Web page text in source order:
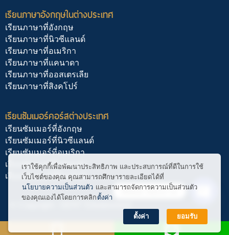
เรียนภาษาอังกฤษในต่างประเทศ
เรียนภาษาที่อังกฤษ
เรียนภาษาที่นิวซีแลนด์
เรียนภาษาที่อเมริกา
เรียนภาษาที่แคนาดา
เรียนภาษาที่ออสเตรเลีย
เรียนภาษาที่สิงคโปร์
เรียนซัมเมอร์คอร์สต่างประเทศ
เรียนซัมเมอร์ที่อังกฤษ
เรียนซัมเมอร์ที่นิวซีแลนด์
เรียนซัมเมอร์ที่อเมริกา
เรียนซัมเมอร์ที่แคนาดา
เรียนซัมเมอร์ที่สิงคโปร์
เราใช้คุกกี้เพื่อพัฒนาประสิทธิภาพ และประสบการณ์ที่ดีในการใช้
เว็บไซต์ของคุณ คุณสามารถศึกษารายละเอียดได้ที่
นโยบายความเป็นส่วนตัว และสามารถจัดการความเป็นส่วนตัว
ของคุณเองได้โดยการคลิก ตั้งค่า
ตั้งค่า ยอมรับ
ติดต่อ สอบถาม
Open